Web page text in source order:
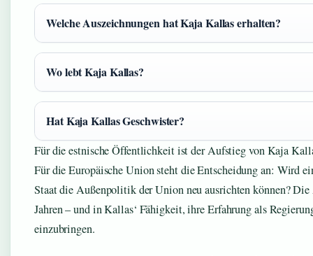
Welche Auszeichnungen hat Kaja Kallas erhalten?
Wo lebt Kaja Kallas?
Hat Kaja Kallas Geschwister?
Für die estnische Öffentlichkeit ist der Aufstieg von Kaja
Für die Europäische Union steht die Entscheidung an: Wird
Staat die Außenpolitik der Union neu ausrichten können?
Jahren – und in Kallas‘ Fähigkeit, ihre Erfahrung als
einzubringen.